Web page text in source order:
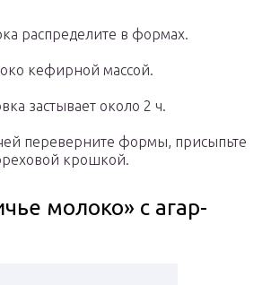
распределите в формах.
кефирной массой.
застывает около 2 ч.
переверните формы, присыпьте
крошкой.
молоко» с агар-